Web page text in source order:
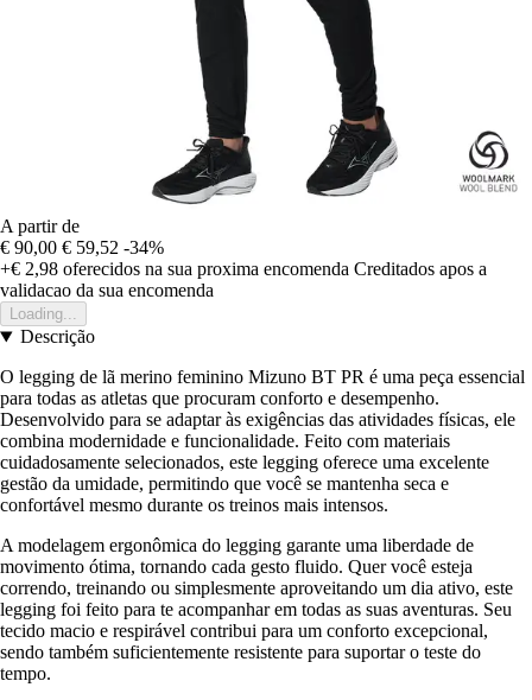
A partir de
€ 90,00 € 59,52 -34%
+€ 2,98 oferecidos na sua proxima encomenda Creditados apos a
validacao da sua encomenda
Loading...
Descrição
O legging de lã merino feminino Mizuno BT PR é uma peça essencial
para todas as atletas que procuram conforto e desempenho.
Desenvolvido para se adaptar às exigências das atividades físicas, ele
combina modernidade e funcionalidade. Feito com materiais
cuidadosamente selecionados, este legging oferece uma excelente
gestão da umidade, permitindo que você se mantenha seca e
confortável mesmo durante os treinos mais intensos.
A modelagem ergonômica do legging garante uma liberdade de
movimento ótima, tornando cada gesto fluido. Quer você esteja
correndo, treinando ou simplesmente aproveitando um dia ativo, este
legging foi feito para te acompanhar em todas as suas aventuras. Seu
tecido macio e respirável contribui para um conforto excepcional,
sendo também suficientemente resistente para suportar o teste do
tempo.